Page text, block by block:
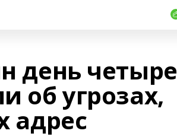
день четыре
об угрозах,
адрес